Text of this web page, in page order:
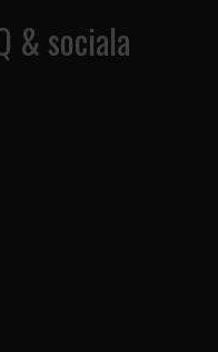
& sociala